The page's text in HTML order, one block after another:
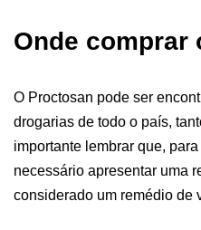
Onde comprar
O Proctosan pode ser
drogarias de todo o país,
importante lembrar que,
necessário apresentar uma
considerado um remédio de